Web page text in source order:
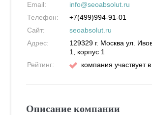
Email:
info@seoabsolut.ru
Телефон:
+7(499)994-91-01
Сайт:
seoabsolut.ru
Адрес:
129329 г. Москва ул.
1, корпус 1
Рейтинг:
компания участвует
Описание компании